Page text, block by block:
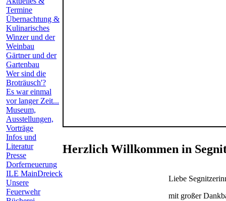
Termine
Übernachtung &
Kulinarisches
Winzer und der
Weinbau
Gärtner und der
Gartenbau
Wer sind die
Broträusch'?
Es war einmal
vor langer Zeit...
Museum,
Ausstellungen,
Vorträge
Infos und
Literatur
Presse
Dorferneuerung
ILE MainDreieck
Unsere
Feuerwehr
Herzlich Willkommen in
Liebe
mit großer